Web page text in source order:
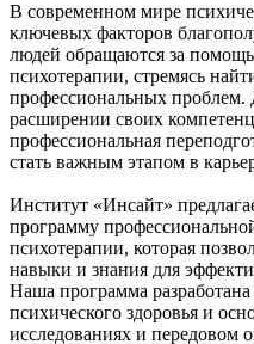
В современном мире
ключевых факторов
людей обращаются за
психотерапии, стремясь
профессиональных проблем.
расширении своих
профессиональная
стать важным этапом в
Институт «Инсайт»
программу
психотерапии, которая
навыки и знания для
Наша программа
психического здоровья и
исследованиях и передовом